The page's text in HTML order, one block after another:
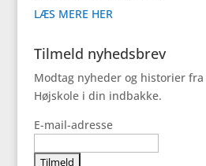
LÆS MERE HER
Tilmeld nyhedsbrev
Modtag nyheder og historier fra
Højskole i din indbakke.
E-mail-adresse